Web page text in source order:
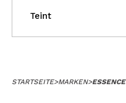
Teint
STARTSEITE>MARKEN>ESSENCE